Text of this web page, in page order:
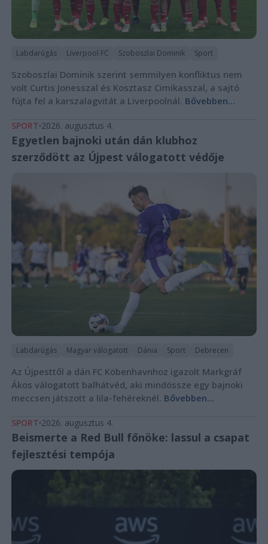
Labdarúgás Liverpool FC Szoboszlai Dominik Sport
Szoboszlai Dominik szerint semmilyen konfliktus nem
volt Curtis Jonesszal és Kosztasz Cimikasszal, a sajtó
fújta fel a karszalagvitát a Liverpoolnál. Bővebben...
SPORT 2026. augusztus 4.
Egyetlen bajnoki után dán klubhoz
szerződött az Újpest válogatott védője
Labdarúgás Magyar válogatott Dánia Sport Debrecen
Az Újpesttől a dán FC Köbenhavnhoz igazolt Markgráf
Ákos válogatott balhátvéd, aki mindössze egy bajnoki
meccsen játszott a lila-fehéreknél. Bővebben...
SPORT 2026. augusztus 4.
Beismerte a Red Bull főnöke: lassul a csapat
fejlesztési tempója